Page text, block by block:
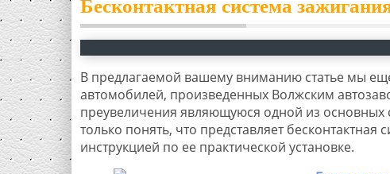
Бесконтактная система
В предлагаемой вашему вниманию статье мы
автомобилей, произведенных Волжским
преувеличения являющуюся одной из
только понять, что представляет
инструкцией по ее практической установке.